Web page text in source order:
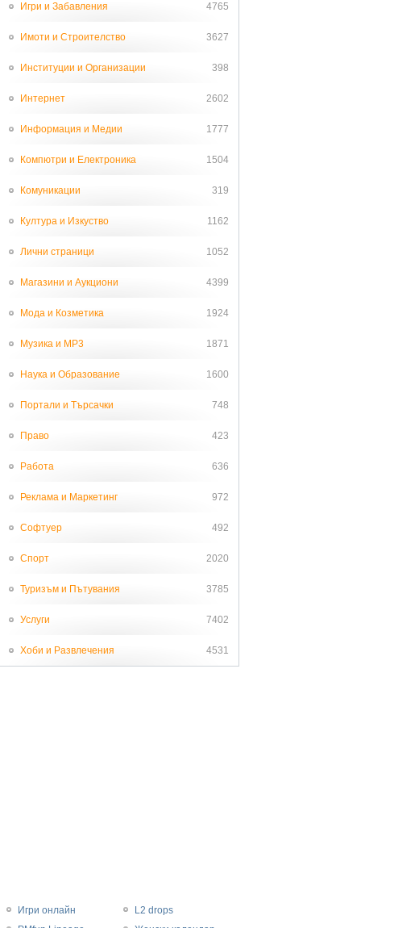
Игри и Забавления 4765
Имоти и Строителство 3627
Институции и Организации 398
Интернет 2602
Информация и Медии 1777
Компютри и Електроника 1504
Комуникации 319
Култура и Изкуство 1162
Лични страници 1052
Магазини и Аукциони 4399
Мода и Козметика 1924
Музика и MP3 1871
Наука и Образование 1600
Портали и Търсачки 748
Право 423
Работа 636
Реклама и Маркетинг 972
Софтуер 492
Спорт 2020
Туризъм и Пътувания 3785
Услуги 7402
Хоби и Развлечения 4531
Игри онлайн
L2 drops